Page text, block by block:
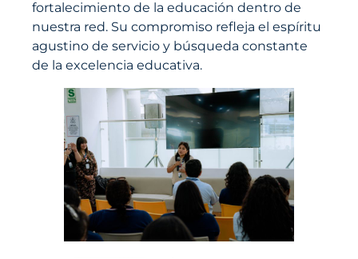
fortalecimiento de la educación dentro de
nuestra red. Su compromiso refleja el espíritu
agustino de servicio y búsqueda constante
de la excelencia educativa.